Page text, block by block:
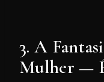
3. A
Mulher —